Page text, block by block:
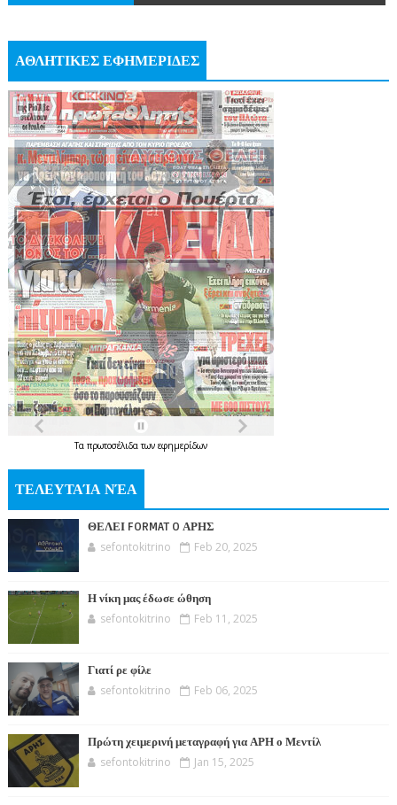
ΑΘΛΗΤΙΚΕΣ ΕΦΗΜΕΡΙΔΕΣ
Τα πρωτοσέλιδατων εφημερίδων
ΤΕΛΕΥΤΑΊΑ ΝΈΑ
ΘΕΛΕΙ FORMAT O ΑΡΗΣ
sefontokitrino Feb 20, 2025
Η νίκη μας έδωσε ώθηση
sefontokitrino Feb 11, 2025
Γιατί ρε φίλε
sefontokitrino Feb 06, 2025
Πρώτη χειμερινή μεταγραφή για ΑΡΗ ο Μεντίλ
sefontokitrino Jan 15, 2025